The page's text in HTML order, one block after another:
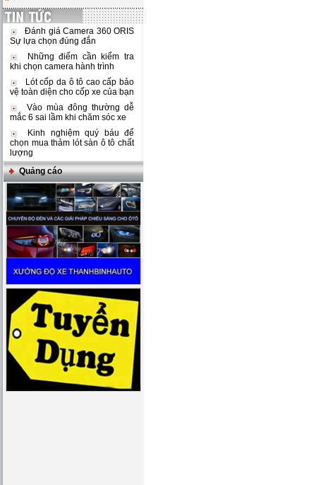
Đánh giá Camera 360 ORIS
Sự lựa chọn đúng đắn
Những điểm cần kiểm tra
khi chọn camera hành trình
Lót cốp da ô tô cao cấp bảo
vệ toàn diện cho cốp xe của bạn
Vào mùa đông thường dễ
mắc 6 sai lầm khi chăm sóc xe
Kinh nghiệm quý báu để
chọn mua thảm lót sàn ô tô chất
lượng
Quảng cáo